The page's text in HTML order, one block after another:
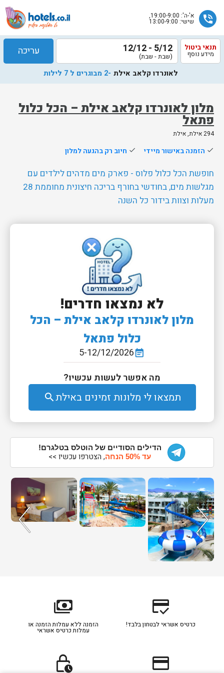
phone_in_talk א'-ה': 19:00-9:00,
שישי: 13:00-9:00
מלון לאונרדו קלאב אילת – הכל כלול
פתאל
294 אילת, אילת
תנאי ביטול
מידע נוסף 5/12 - 12/12
(שבת - שבת) עריכה
לאונרדו קלאב אילת -2 מבוגרים ל 7 לילות
done הזמנה באישור מיידי done חיוב רק בהגעה למלון
חופשת הכל כלול פלוס - פארק מים מדהים לילדים עם
מגלשות מים, בחודשי בחורף בריכה חיצונית מחוממת 28
מעלות וצוות בידור כל השנה
לא נמצאו חדרים!
מלון לאונרדו קלאב אילת – הכל
כלול פתאל
event_note
5-12/12/2026
מה אפשר לעשות עכשיו?
תמצאו לי מלונות זמינים באילתsearch
הדילים הסודיים של הוטלס בטלגרם!
עד 50% הנחה
, הצטרפו עכשיו >>
שלח
נציג
יחזור
בשעות
הפעילות
credit_score
כרטיס אשראי לבטחון בלבד!
payments
הזמנה ללא עמלות הזמנה או
עמלות כרטיס אשראי
credit_card
lock_clock